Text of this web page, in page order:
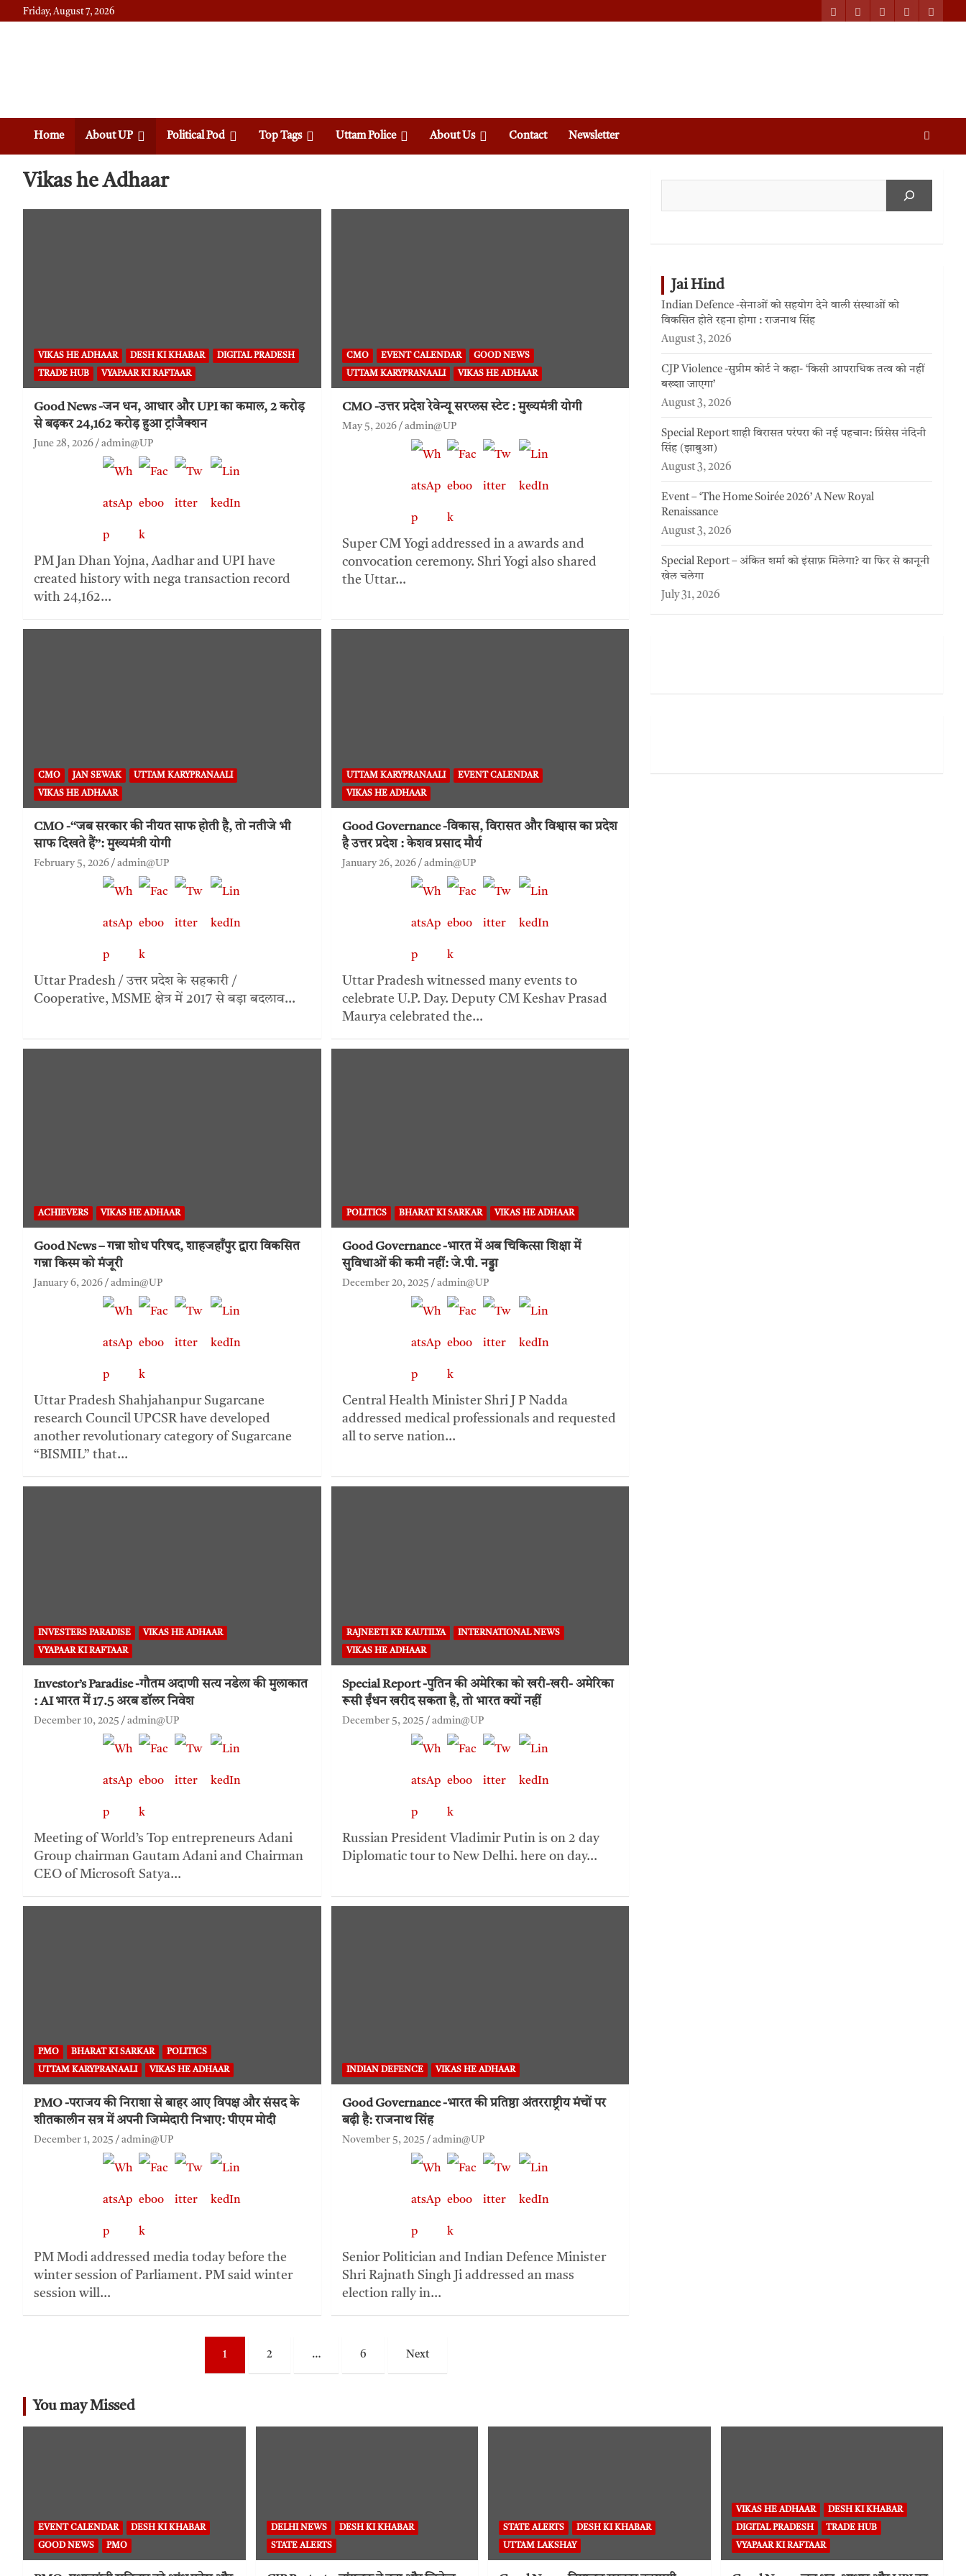
Friday, August 7, 2026
Home About UP Political Pod Top Tags Uttam Police About Us Contact Newsletter
Vikas he Adhaar
VIKAS HE ADHAAR DESH KI KHABAR DIGITAL PRADESH
TRADE HUB VYAPAAR KI RAFTAAR
Good News -जन धन, आधार और UPI का कमाल, 2 करोड़
से बढ़कर 24,162 करोड़ हुआ ट्रांजैक्शन
June 28, 2026 admin@UP
PM Jan Dhan Yojna, Aadhar and UPI have
created history with nega transaction record
with 24,162…
CMO EVENT CALENDAR GOOD NEWS
UTTAM KARYPRANAALI VIKAS HE ADHAAR
CMO -उत्तर प्रदेश रेवेन्यू सरप्लस स्टेट : मुख्यमंत्री योगी
May 5, 2026 admin@UP
Super CM Yogi addressed in a awards and
convocation ceremony. Shri Yogi also shared
the Uttar…
CMO JAN SEWAK UTTAM KARYPRANAALI
VIKAS HE ADHAAR
CMO -‘‘जब सरकार की नीयत साफ होती है, तो नतीजे भी
साफ दिखते हैं’’: मुख्यमंत्री योगी
February 5, 2026 admin@UP
Uttar Pradesh / उत्तर प्रदेश के सहकारी /
Cooperative, MSME क्षेत्र में 2017 से बड़ा बदलाव…
UTTAM KARYPRANAALI EVENT CALENDAR
VIKAS HE ADHAAR
Good Governance -विकास, विरासत और विश्वास का प्रदेश
है उत्तर प्रदेश : केशव प्रसाद मौर्य
January 26, 2026 admin@UP
Uttar Pradesh witnessed many events to
celebrate U.P. Day. Deputy CM Keshav Prasad
Maurya celebrated the…
ACHIEVERS VIKAS HE ADHAAR
Good News – गन्ना शोध परिषद, शाहजहाँपुर द्वारा विकसित
गन्ना किस्म को मंजूरी
January 6, 2026 admin@UP
Uttar Pradesh Shahjahanpur Sugarcane
research Council UPCSR have developed
another revolutionary category of Sugarcane
“BISMIL” that…
POLITICS BHARAT KI SARKAR VIKAS HE ADHAAR
Good Governance -भारत में अब चिकित्सा शिक्षा में
सुविधाओं की कमी नहीं: जे.पी. नड्डा
December 20, 2025 admin@UP
Central Health Minister Shri J P Nadda
addressed medical professionals and requested
all to serve nation…
INVESTERS PARADISE VIKAS HE ADHAAR
VYAPAAR KI RAFTAAR
Investor’s Paradise -गौतम अदाणी सत्य नडेला की मुलाकात
: AI भारत में 17.5 अरब डॉलर निवेश
December 10, 2025 admin@UP
Meeting of World’s Top entrepreneurs Adani
Group chairman Gautam Adani and Chairman
CEO of Microsoft Satya…
RAJNEETI KE KAUTILYA INTERNATIONAL NEWS
VIKAS HE ADHAAR
Special Report -पुतिन की अमेरिका को खरी-खरी- अमेरिका
रूसी ईंधन खरीद सकता है, तो भारत क्यों नहीं
December 5, 2025 admin@UP
Russian President Vladimir Putin is on 2 day
Diplomatic tour to New Delhi. here on day…
PMO BHARAT KI SARKAR POLITICS
UTTAM KARYPRANAALI VIKAS HE ADHAAR
PMO -पराजय की निराशा से बाहर आए विपक्ष और संसद के
शीतकालीन सत्र में अपनी जिम्मेदारी निभाए: पीएम मोदी
December 1, 2025 admin@UP
PM Modi addressed media today before the
winter session of Parliament. PM said winter
session will…
INDIAN DEFENCE VIKAS HE ADHAAR
Good Governance -भारत की प्रतिष्ठा अंतरराष्ट्रीय मंचों पर
बढ़ी है: राजनाथ सिंह
November 5, 2025 admin@UP
Senior Politician and Indian Defence Minister
Shri Rajnath Singh Ji addressed an mass
election rally in…
1 2 … 6 Next
Jai Hind
Indian Defence -सेनाओं को सहयोग देने वाली संस्थाओं को
विकसित होते रहना होगा : राजनाथ सिंह
August 3, 2026
CJP Violence -सुप्रीम कोर्ट ने कहा- ‘किसी आपराधिक तत्व को नहीं
बख्शा जाएगा’
August 3, 2026
Special Report शाही विरासत परंपरा की नई पहचान: प्रिंसेस नंदिनी
सिंह (झाबुआ)
August 3, 2026
Event – ‘The Home Soirée 2026’ A New Royal
Renaissance
August 3, 2026
Special Report – अंकित शर्मा को इंसाफ़ मिलेगा? या फिर से कानूनी
खेल चलेगा
July 31, 2026
You may Missed
EVENT CALENDAR DESH KI KHABAR
GOOD NEWS PMO
DELHI NEWS DESH KI KHABAR
STATE ALERTS
STATE ALERTS DESH KI KHABAR
UTTAM LAKSHAY
VIKAS HE ADHAAR DESH KI KHABAR
DIGITAL PRADESH TRADE HUB
VYAPAAR KI RAFTAAR